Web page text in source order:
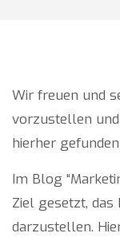
Wir freuen und
vorzustellen und
hierher
Im Blog
Ziel gesetzt,
darzustellen.